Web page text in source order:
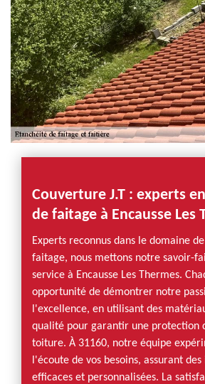
Couverture J.T : experts
de faitage à Encausse Les
Experts reconnus dans le domaine
faitage, nous mettons notre savoir-
service à Encausse Les Thermes.
opportunité de démontrer notre
l'excellence, en utilisant des
qualité pour garantir une protection
toiture. À 31160, notre équipe
l'écoute de vos besoins, assurant
efficaces et personnalisées. La